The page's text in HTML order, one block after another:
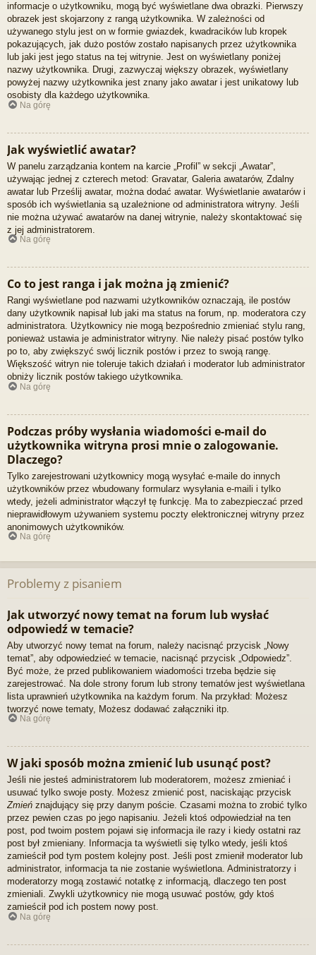
informacje o użytkowniku, mogą być wyświetlane dwa obrazki. Pierwszy
obrazek jest skojarzony z rangą użytkownika. W zależności od
używanego stylu jest on w formie gwiazdek, kwadracików lub kropek
pokazujących, jak dużo postów zostało napisanych przez użytkownika
lub jaki jest jego status na tej witrynie. Jest on wyświetlany poniżej
nazwy użytkownika. Drugi, zazwyczaj większy obrazek, wyświetlany
powyżej nazwy użytkownika jest znany jako awatar i jest unikatowy lub
osobisty dla każdego użytkownika.
Na górę
Jak wyświetlić awatar?
W panelu zarządzania kontem na karcie „Profil” w sekcji „Awatar”,
używając jednej z czterech metod: Gravatar, Galeria awatarów, Zdalny
awatar lub Prześlij awatar, można dodać awatar. Wyświetlanie awatarów i
sposób ich wyświetlania są uzależnione od administratora witryny. Jeśli
nie można używać awatarów na danej witrynie, należy skontaktować się
z jej administratorem.
Na górę
Co to jest ranga i jak można ją zmienić?
Rangi wyświetlane pod nazwami użytkowników oznaczają, ile postów
dany użytkownik napisał lub jaki ma status na forum, np. moderatora czy
administratora. Użytkownicy nie mogą bezpośrednio zmieniać stylu rang,
ponieważ ustawia je administrator witryny. Nie należy pisać postów tylko
po to, aby zwiększyć swój licznik postów i przez to swoją rangę.
Większość witryn nie toleruje takich działań i moderator lub administrator
obniży licznik postów takiego użytkownika.
Na górę
Podczas próby wysłania wiadomości e-mail do
użytkownika witryna prosi mnie o zalogowanie.
Dlaczego?
Tylko zarejestrowani użytkownicy mogą wysyłać e-maile do innych
użytkowników przez wbudowany formularz wysyłania e-maili i tylko
wtedy, jeżeli administrator włączył tę funkcję. Ma to zabezpieczać przed
nieprawidłowym używaniem systemu poczty elektronicznej witryny przez
anonimowych użytkowników.
Na górę
Problemy z pisaniem
Jak utworzyć nowy temat na forum lub wysłać
odpowiedź w temacie?
Aby utworzyć nowy temat na forum, należy nacisnąć przycisk „Nowy
temat”, aby odpowiedzieć w temacie, nacisnąć przycisk „Odpowiedz”.
Być może, że przed publikowaniem wiadomości trzeba będzie się
zarejestrować. Na dole strony forum lub strony tematów jest wyświetlana
lista uprawnień użytkownika na każdym forum. Na przykład: Możesz
tworzyć nowe tematy, Możesz dodawać załączniki itp.
Na górę
W jaki sposób można zmienić lub usunąć post?
Jeśli nie jesteś administratorem lub moderatorem, możesz zmieniać i
usuwać tylko swoje posty. Możesz zmienić post, naciskając przycisk
Zmień znajdujący się przy danym poście. Czasami można to zrobić tylko
przez pewien czas po jego napisaniu. Jeżeli ktoś odpowiedział na ten
post, pod twoim postem pojawi się informacja ile razy i kiedy ostatni raz
post był zmieniany. Informacja ta wyświetli się tylko wtedy, jeśli ktoś
zamieścił pod tym postem kolejny post. Jeśli post zmienił moderator lub
administrator, informacja ta nie zostanie wyświetlona. Administratorzy i
moderatorzy mogą zostawić notatkę z informacją, dlaczego ten post
zmieniali. Zwykli użytkownicy nie mogą usuwać postów, gdy ktoś
zamieścił pod ich postem nowy post.
Na górę